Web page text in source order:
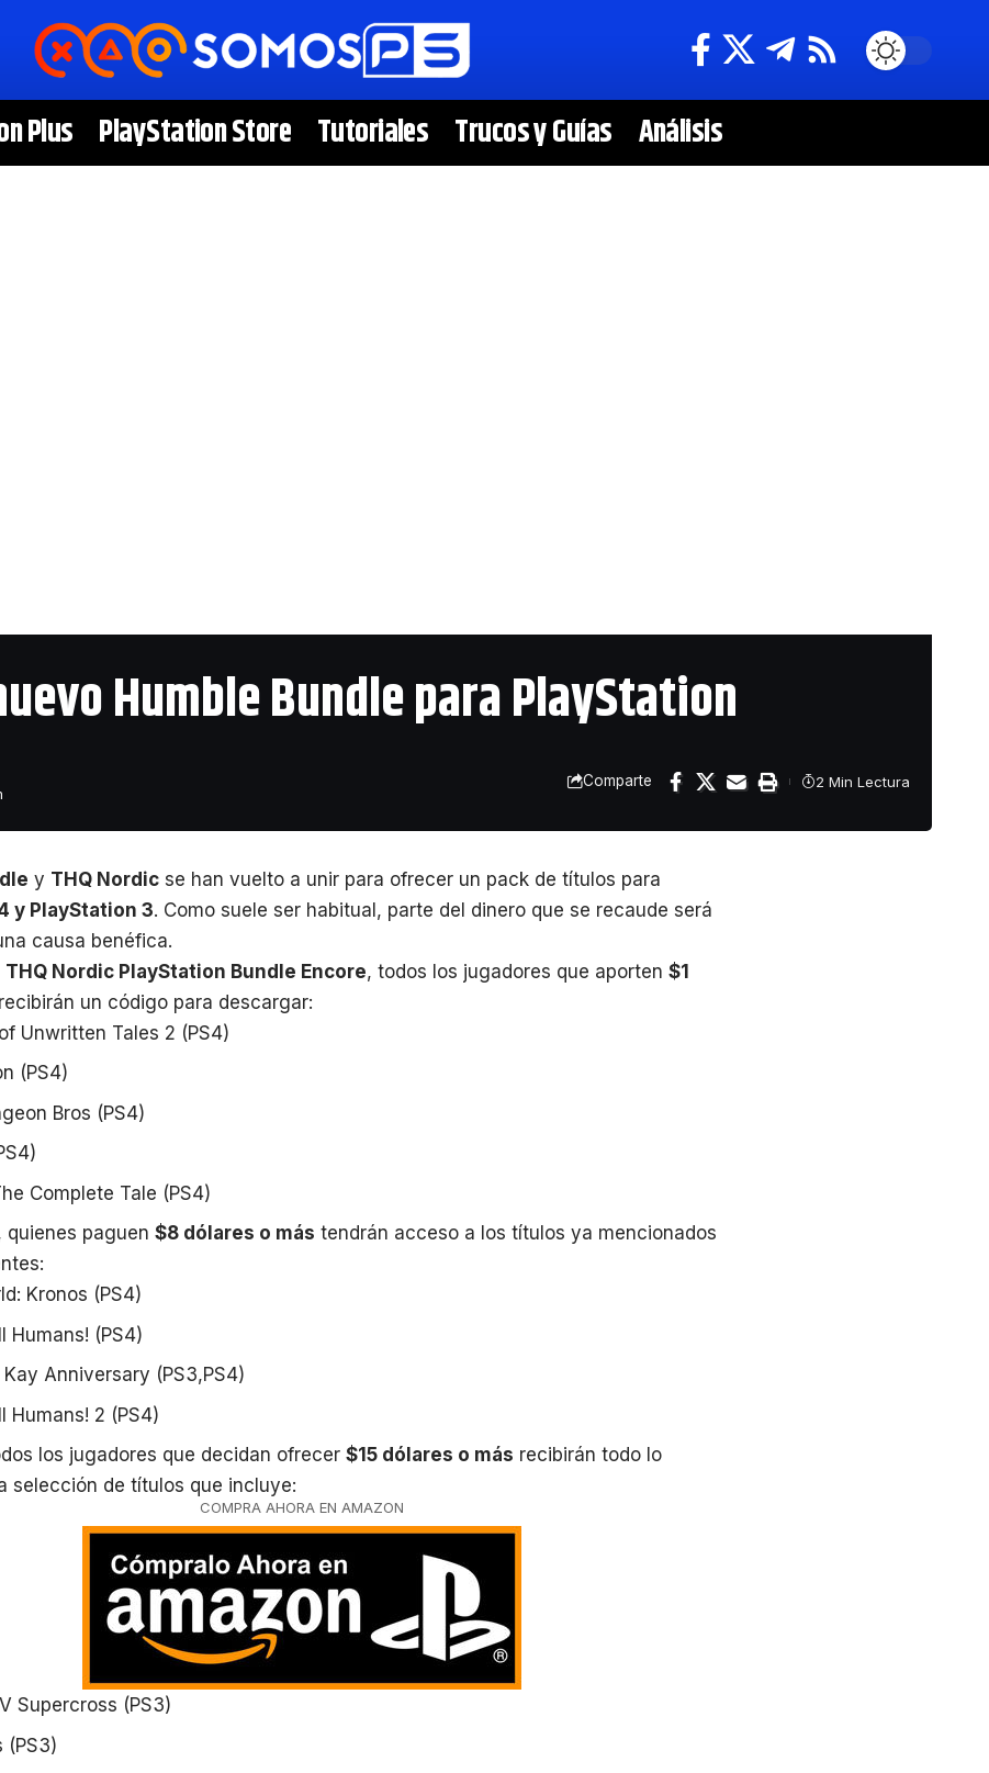
Plus PlayStation Store Tutoriales Trucos y Guías Análisis
Humble Bundle para PlayStation
Comparte 2 Min Lectura
y THQ Nordic se han vuelto a unir para ofrecer un pack de títulos para
y PlayStation 3. Como suele ser habitual, parte del dinero que se recaude será
causa benéfica.
THQ Nordic PlayStation Bundle Encore, todos los jugadores que aporten $1
un código para descargar:
Unwritten Tales 2 (PS4)
(PS4)
Bros (PS4)
Complete Tale (PS4)
quienes paguen $8 dólares o más tendrán acceso a los títulos ya mencionados
Kronos (PS4)
Humans! (PS4)
Anniversary (PS3,PS4)
Humans! 2 (PS4)
los jugadores que decidan ofrecer $15 dólares o más recibirán todo lo
selección de títulos que incluye:
COMPRA AHORA EN AMAZON
Supercross (PS3)
(PS3)